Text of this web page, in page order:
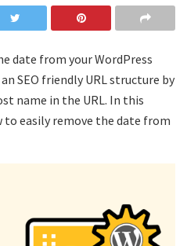
date from your WordPress
SEO friendly URL structure by
name in the URL. In this
to easily remove the date from